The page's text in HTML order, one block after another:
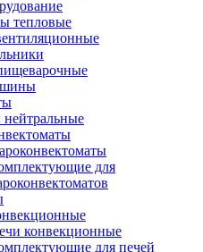
тепловые
для
конвекционные
для печей